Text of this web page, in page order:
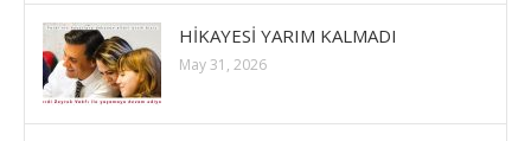
HİKAYESİ YARIM KALMADI
May 31, 2026